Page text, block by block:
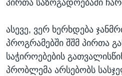
პირთა საზოგადოებაში
ასევე, ვერ ხერხდება
პროგრამებში შშმ პირთა
საჭიროებების
პრობლემა არსებობს